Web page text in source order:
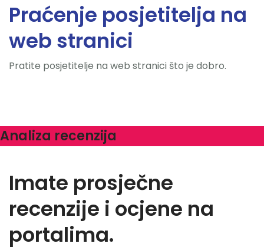
Praćenje posjetitelja na
web stranici
Pratite posjetitelje na web stranici što je dobro.
Analiza recenzija
Imate prosječne
recenzije i ocjene na
portalima.